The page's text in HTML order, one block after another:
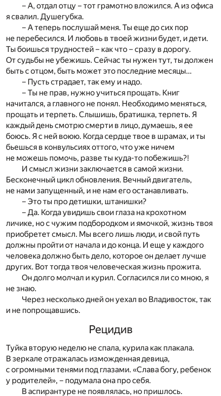
– А, отдал отцу – тот грамотно вложился. А из офиса
я свалил. Душегубка.
– А теперь послушай меня. Ты еще до сих пор
не перебесился. И любовь в твоей жизни будет, и дети.
Ты боишься трудностей – как что – сразу в дорогу.
От судьбы не убежишь. Сейчас ты нужен тут, ты должен
быть с отцом, быть может это последние месяцы…
– Пусть страдает, так ему и надо.
– Ты не прав, нужно учиться прощать. Книг
начитался, а главного не понял. Необходимо меняться,
прощать и терпеть. Слышишь, братишка, терпеть. Я
каждый день смотрю смерти в лицо, думаешь, я ее
боюсь. Я с ней воюю. Когда сердце твое в шрамах, и ты
бьешься в конвульсиях оттого, что уже ничем
не можешь помочь, разве ты куда-то побежишь?!
И смысл жизни заключается в самой жизни.
Бесконечный цикл обновления. Вечный двигатель,
не нами запущенный, и не нам его останавливать.
– Это ты про детишки, штанишки?
– Да. Когда увидишь свои глаза на крохотном
личике, но с чужим подбородком и ямочкой, жизнь твоя
приобретет смысл. Мы всего лишь люди, и свой путь
должны пройти от начала и до конца. И еще у каждого
человека должно быть дело, которое он делает лучше
других. Вот тогда твоя человеческая жизнь прожита.
Он долго молчал и курил. Согласился ли со мною, я
не знаю.
Через несколько дней он уехал во Владивосток, так
и не попрощавшись.
Рецидив
Туйка вторую неделю не спала, курила как плакала.
В зеркале отражалась изможденная девица,
с огромными тенями под глазами. «Слава богу, ребенок
у родителей», – подумала она про себя.
В аспирантуре не появлялась, но пришлось.